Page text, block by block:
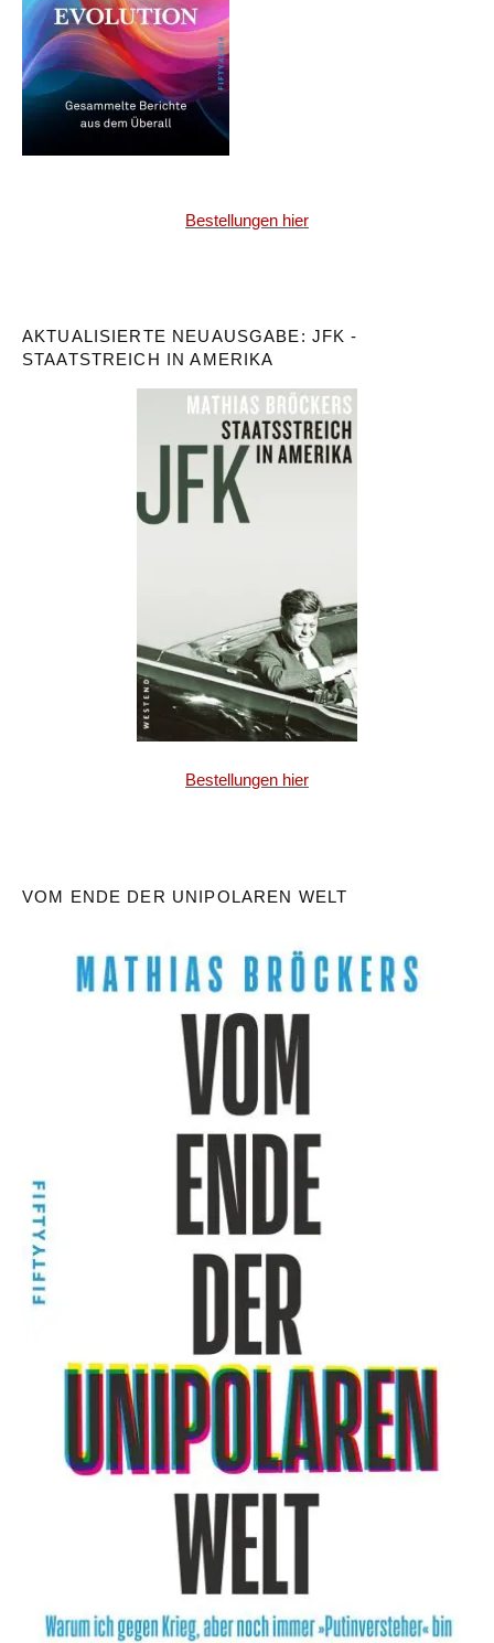
Bestellungen hier
AKTUALISIERTE NEUAUSGABE: JFK -
STAATSTREICH IN AMERIKA
Bestellungen hier
VOM ENDE DER UNIPOLAREN WELT